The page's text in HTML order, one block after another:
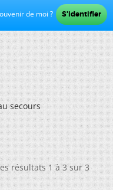
de moi ?
secours
résultats 1 à 3 sur 3